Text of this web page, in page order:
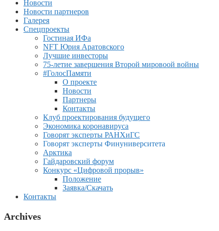
Новости
Новости партнеров
Галерея
Спецпроекты
Гостиная ИФа
NFT Юрия Аратовского
Лучшие инвесторы
75-летие завершения Второй мировоой войны
#ГолосПамяти
О проекте
Новости
Партнеры
Контакты
Клуб проектирования будущего
Экономика коронавируса
Говорят эксперты РАНХиГС
Говорят эксперты Финуниверситета
Арктика
Гайдаровский форум
Конкурс «Цифровой прорыв»
Положение
Заявка/Скачать
Контакты
Archives